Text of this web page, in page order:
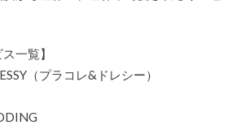
一覧】
（プラコレ&ドレシー）